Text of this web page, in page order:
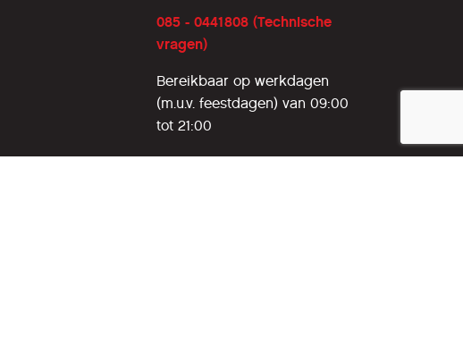
085 - 0441808 (Technische
vragen)
Bereikbaar op werkdagen
(m.u.v. feestdagen) van 09:00
tot 21:00
085 - 0130124